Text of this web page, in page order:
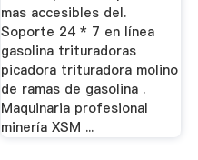
mas accesibles del.
Soporte 24 * 7 en línea
gasolina trituradoras
picadora trituradora molino
de ramas de gasolina .
Maquinaria profesional
minería XSM ...